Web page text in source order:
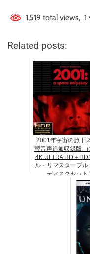
1,519 total views,
Related posts:
2001年宇宙の旅 日
替音声追加収録版
4K ULTRA HD＋HD
ル・リマスターブル
ディスクセット）